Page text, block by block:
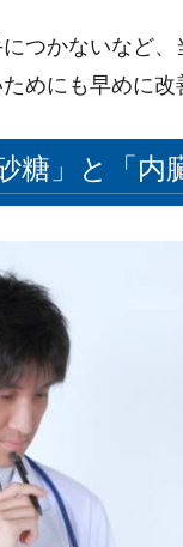
つかないなど
めにも早めに改
糖」と「内